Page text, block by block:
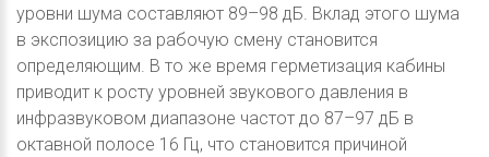
уровни шума составляют 89–98 дБ. Вклад этого шума
в экспозицию за рабочую смену становится
определяющим. В то же время герметизация кабины
приводит к росту уровней звукового давления в
инфразвуковом диапазоне частот до 87–97 дБ в
октавной полосе 16 Гц, что становится причиной